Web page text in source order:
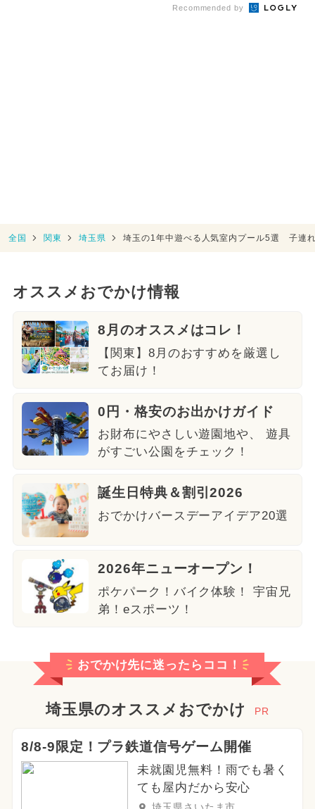
Recommended by
全国 関東 埼玉県 埼玉の1年中遊べる人気室内プール5選 子連
オススメおでかけ情報
8月のオススメはコレ！
【関東】8月のおすすめを厳選し
てお届け！
0円・格安のお出かけガイド
お財布にやさしい遊園地や、 遊具
がすごい公園をチェック！
誕生日特典＆割引2026
おでかけバースデーアイデア20選
2026年ニューオープン！
ポケパーク！バイク体験！ 宇宙兄
弟！eスポーツ！
おでかけ先に迷ったらココ！
埼玉県のオススメおでかけ PR
8/8-9限定！プラ鉄道信号ゲーム開催
未就園児無料！雨でも暑く
ても屋内だから安心